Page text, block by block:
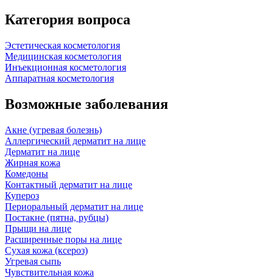
Категория вопроса
Эстетическая косметология
Медицинская косметология
Инъекционная косметология
Аппаратная косметология
Возможные заболевания
Акне (угревая болезнь)
Аллергический дерматит на лице
Дерматит на лице
Жирная кожа
Комедоны
Контактный дерматит на лице
Купероз
Периоральный дерматит на лице
Постакне (пятна, рубцы)
Прыщи на лице
Расширенные поры на лице
Сухая кожа (ксероз)
Угревая сыпь
Чувствительная кожа